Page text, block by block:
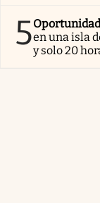
5en una isla
y solo 20